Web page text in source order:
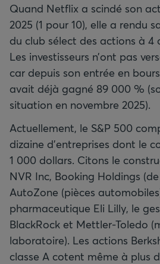
Quand Netflix a scindé son
2025 (1 pour 10), elle a rendu
du club sélect des actions à 4
Les investisseurs n’ont pas
car depuis son entrée en
avait déjà gagné 89 000 %
situation en novembre 2025).
Actuellement, le S&P 500
dizaine d’entreprises dont le
1 000 dollars. Citons le
NVR Inc, Booking Holdings
AutoZone (pièces
pharmaceutique Eli Lilly, le
BlackRock et Mettler-Toledo
laboratoire). Les actions
classe A cotent même à plus